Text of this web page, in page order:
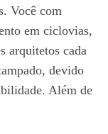
Você com
em ciclovias,
arquitetos cada
devido
Além de